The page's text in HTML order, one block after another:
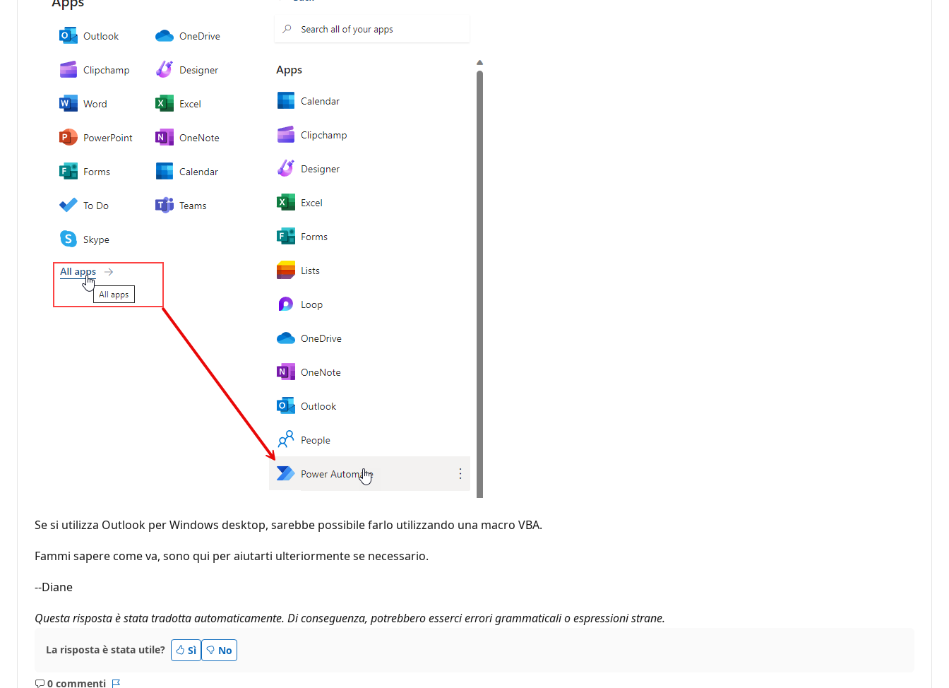
Se si utilizza Outlook per Windows desktop, sarebbe possibile farlo utilizzando una macro VBA.
Fammi sapere come va, sono qui per aiutarti ulteriormente se necessario.
--Diane
Questa risposta è stata tradotta automaticamente. Di conseguenza, potrebbero esserci errori grammaticali o espressioni strane.
La risposta è stata utile? Sì No
0 commenti